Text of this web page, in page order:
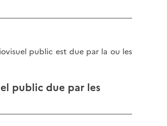
public est due par la ou les
public due par les